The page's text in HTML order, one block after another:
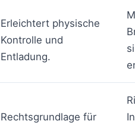
Erleichtert physische
Kontrolle und
Entladung.
Rechtsgrundlage für